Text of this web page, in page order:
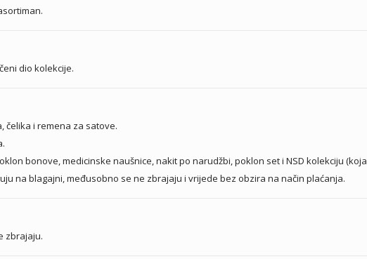
dio kolekcije.
čelika i remena za satove.
bonove, medicinske naušnice, nakit po narudžbi, poklon set i NSD kolekciju
na blagajni, međusobno se ne zbrajaju i vrijede bez obzira na način plaćanja.
zbrajaju.